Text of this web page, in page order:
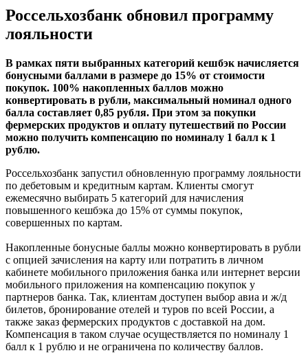
Россельхозбанк обновил программу
лояльности
В рамках пяти выбранных категорий кешбэк начисляется
бонусными баллами в размере до 15% от стоимости
покупок. 100% накопленных баллов можно
конвертировать в рубли, максимальный номинал одного
балла составляет 0,85 рубля. При этом за покупки
фермерских продуктов и оплату путешествий по России
можно получить компенсацию по номиналу 1 балл к 1
рублю.
Россельхозбанк запустил обновленную программу лояльности
по дебетовым и кредитным картам. Клиенты смогут
ежемесячно выбирать 5 категорий для начисления
повышенного кешбэка до 15% от суммы покупок,
совершенных по картам.
Накопленные бонусные баллы можно конвертировать в рубли
с опцией зачисления на карту или потратить в личном
кабинете мобильного приложения банка или интернет версии
мобильного приложения на компенсацию покупок у
партнеров банка. Так, клиентам доступен выбор авиа и ж/д
билетов, бронирование отелей и туров по всей России, а
также заказ фермерских продуктов с доставкой на дом.
Компенсация в таком случае осуществляется по номиналу 1
балл к 1 рублю и не ограничена по количеству баллов.